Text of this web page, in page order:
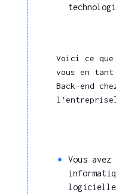
Voici ce que
vous en tant
Back-end
Vous
logicielle